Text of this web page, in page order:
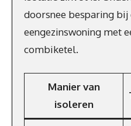
doorsnee besparing bij
eengezinswoning met
combiketel.
Manier van
isoleren